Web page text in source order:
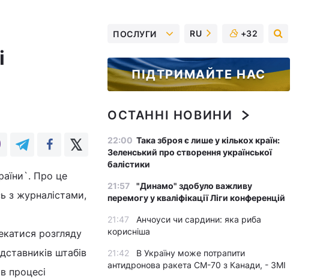
Про це
з журналістами,
розгляду
штабів
процесі
ПОСЛУГИ RU +32
ПІДТРИМАЙТЕ НАС
ОСТАННІ НОВИНИ
22:00 Така зброя є лише у кількох країн:
Зеленський про створення української
балістики
21:57
"Динамо" здобуло важливу
перемогу у кваліфікації Ліги конференцій
21:47
Анчоуси чи сардини: яка риба
корисніша
21:42
В Україну може потрапити
антидронова ракета CM-70 з Канади, - ЗМІ